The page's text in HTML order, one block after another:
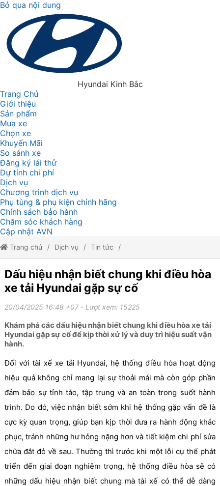
Bỏ qua nội dung
Hyundai Kinh Bắc
Trang Chủ
Giới thiệu
Sản phẩm
Mua xe
Chọn xe
Khuyến Mãi
So sánh xe
Đăng ký lái thử
Dự tính chi phí
Dịch vụ
Chương trình dịch vụ
Phụ tùng & phụ kiện chính hãng
Chính sách bảo hành
Chăm sóc khách hàng
Cập nhật AVN
Trang chủ Dịch vụ Tin tức
Dấu hiệu nhận biết chung khi điều hòa xe tải Hyundai gặp sự cố
Dấu hiệu nhận biết chung khi điều hòa
xe tải Hyundai gặp sự cố
20/04/2025 16:48 +07 - Lượt xem: 15225
Khám phá các dấu hiệu nhận biết chung khi điều hòa xe tải
Hyundai gặp sự cố để kịp thời xử lý và duy trì hiệu suất vận
hành.
Đối với tài xế xe tải Hyundai, hệ thống điều hòa hoạt động
hiệu quả không chỉ mang lại sự thoải mái mà còn góp phần
đảm bảo sự tỉnh táo, tập trung và an toàn trong suốt hành
trình. Do đó, việc nhận biết sớm khi hệ thống gặp vấn đề là
cực kỳ quan trọng, giúp bạn kịp thời đưa ra hành động khắc
phục, tránh những hư hỏng nặng hơn và tiết kiệm chi phí sửa
chữa đắt đỏ về sau. Thường thì trước khi một lỗi cụ thể phát
triển đến giai đoạn nghiêm trọng, hệ thống điều hòa sẽ có
những dấu hiệu nhận biết chung mà tài xế có thể dễ dàng